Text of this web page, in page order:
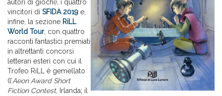
autori di giochi), i quattro
vincitori di SFIDA 2019 e,
infine, la sezione RiLL
World Tour, con quattro
racconti fantastici premiati
in altrettanti concorsi
letterari esteri con cui il
Trofeo RiLL è gemellato
(l’Aeon Award Short
Fiction Contest, Irlanda; il